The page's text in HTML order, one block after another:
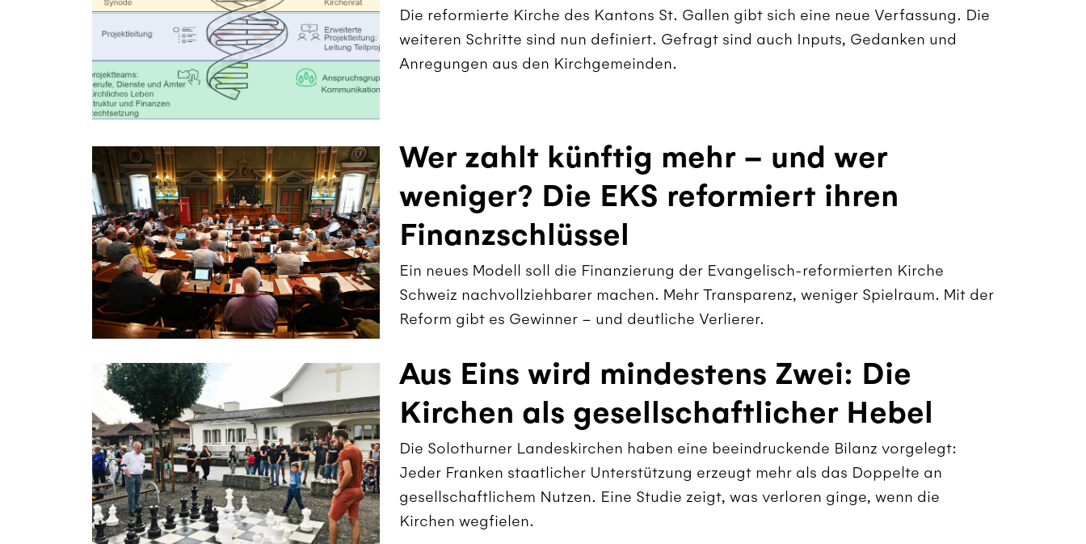
Die reformierte Kirche des Kantons St. Gallen gibt sich eine neue Verfassung. Die
weiteren Schritte sind nun definiert. Gefragt sind auch Inputs, Gedanken und
Anregungen aus den Kirchgemeinden.
Wer zahlt künftig mehr – und wer
weniger? Die EKS reformiert ihren
Finanzschlüssel
Ein neues Modell soll die Finanzierung der Evangelisch-reformierten Kirche
Schweiz nachvollziehbarer machen. Mehr Transparenz, weniger Spielraum. Mit der
Reform gibt es Gewinner – und deutliche Verlierer.
Aus Eins wird mindestens Zwei: Die
Kirchen als gesellschaftlicher Hebel
Die Solothurner Landeskirchen haben eine beeindruckende Bilanz vorgelegt:
Jeder Franken staatlicher Unterstützung erzeugt mehr als das Doppelte an
gesellschaftlichem Nutzen. Eine Studie zeigt, was verloren ginge, wenn die
Kirchen wegfielen.